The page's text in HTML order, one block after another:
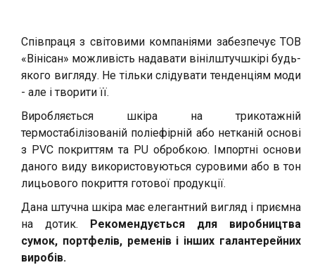
Співпраця з світовими компаніями забезпечує ТОВ
«Вінісан» можливість надавати вінілштучшкірі будь-
якого вигляду. Не тільки слідувати тенденціям моди
- але і творити її.
Виробляється шкіра на трикотажній
термостабілізованій поліефірній або нетканій основі
з PVC покриттям та PU обробкою. Імпортні основи
даного виду використовуються суровими або в тон
лицьового покриття готової продукції.
Дана штучна шкіра має елегантний вигляд і приємна
на дотик. Рекомендується для виробництва
сумок, портфелів, ременів і інших галантерейних
виробів.